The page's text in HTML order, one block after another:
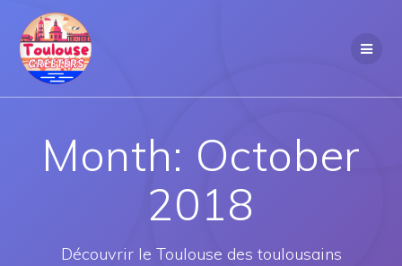
Month: October
2018
Découvrir le Toulouse des toulousains